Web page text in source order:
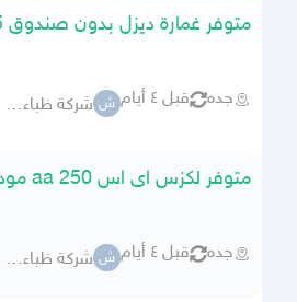
متوفر غمارة ديزل بدون صندوق 2025
جده قبل ٤ أيام ش شركة ظباء للسيارات
متوفر لكزس اى اس 250 aa موديل 2025
جده قبل ٤ أيام ش شركة ظباء للسيارات